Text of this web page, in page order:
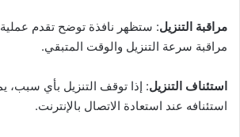
مراقبة التنزيل: ستظهر نافذة توضح تقدم عملية
مراقبة سرعة التنزيل والوقت المتبقي.
استئناف التنزيل: إذا توقف التنزيل بأي سبب،
استئنافه عند استعادة الاتصال بالإنترنت.